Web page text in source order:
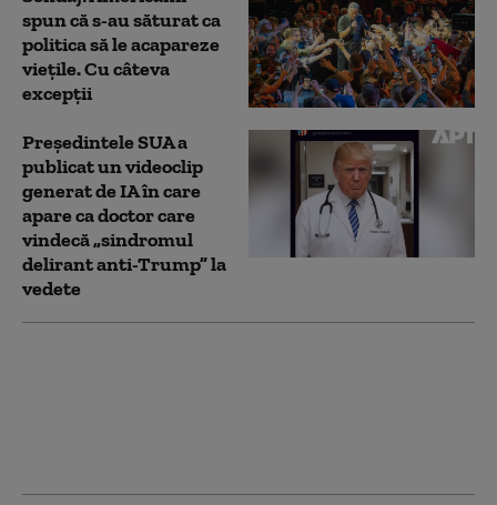
spun că s-au săturat ca
politica să le acapareze
viețile. Cu câteva
excepții
Preşedintele SUA a
publicat un videoclip
generat de IA în care
apare ca doctor care
vindecă „sindromul
delirant anti-Trump” la
vedete